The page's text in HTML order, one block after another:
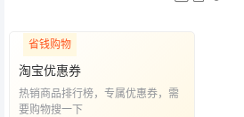
省钱购物
淘宝优惠券
热销商品排行榜，专属优惠券，需
要购物搜一下